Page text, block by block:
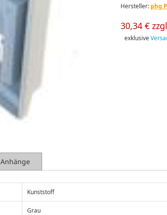
Hersteller: phg
30,34 €
exklusive
Anhänge
Kunststoff
Grau